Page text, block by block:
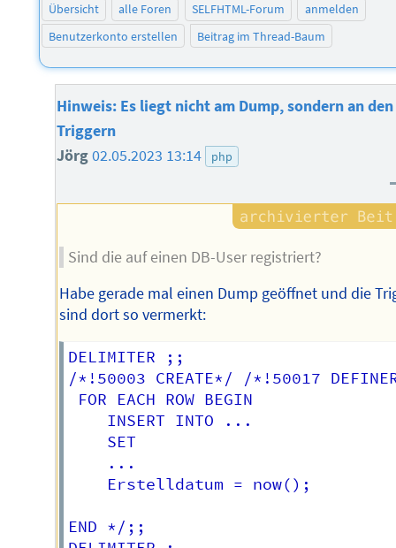
Übersicht alle Foren SELFHTML-Forum
anmelden
Benutzerkonto erstellen
Beitrag im Thread-Baum
Hinweis: Es liegt nicht am Dump, sondern an den
Triggern
Jörg02.05.2023 13:14 php
Sind die auf einen DB-User registriert?
Habe gerade mal einen Dump geöffnet und die
sind dort so vermerkt:
DELIMITER ;;
/*!50003 CREATE*/ /*!50017
FOR EACH ROW BEGIN
    INSERT INTO ...
    SET
    ...
    Erstelldatum = now();
END */;;